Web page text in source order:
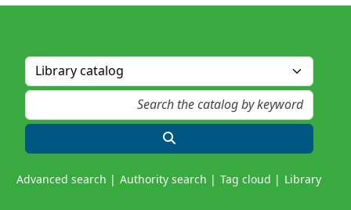
Advanced search Authority search Tag cloud Library